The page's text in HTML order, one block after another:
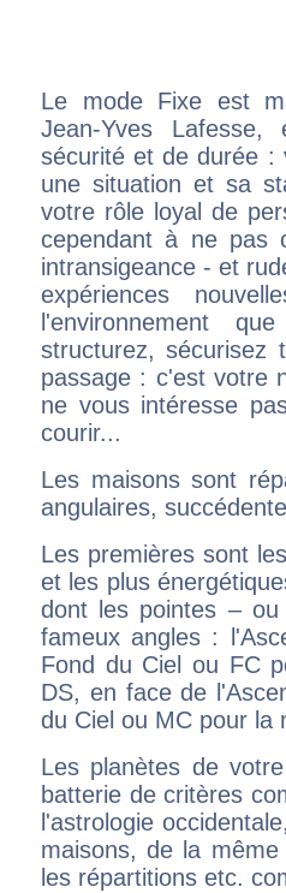
Le mode Fixe est
Jean-Yves
sécurité et de durée :
une situation et sa
votre rôle loyal de
cependant à ne pas
intransigeance - et
expériences
l'environnement
structurez, sécurisez
passage : c'est votre
ne vous intéresse
courir...
Les maisons sont
angulaires,
Les premières sont
et les plus
dont les pointes –
fameux angles :
Fond du Ciel ou FC
DS, en face de
du Ciel ou MC pour la
Les planètes de
batterie de critères
l'astrologie
maisons, de la
les répartitions etc.